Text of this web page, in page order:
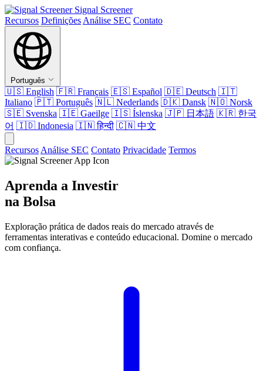
Signal Screener
Recursos Definições Análise SEC Contato
Português
🇺🇸 English 🇫🇷 Français 🇪🇸 Español 🇩🇪 Deutsch 🇮🇹
Italiano 🇵🇹 Português 🇳🇱 Nederlands 🇩🇰 Dansk 🇳🇴 Norsk
🇸🇪 Svenska 🇮🇪 Gaeilge 🇮🇸 Íslenska 🇯🇵 日本語 🇰🇷 한국
어 🇮🇩 Indonesia 🇮🇳हिन्दी 🇨🇳 中文
Recursos Análise SEC Contato Privacidade Termos
Aprenda a Investir
na Bolsa
Exploração prática de dados reais do mercado através de
ferramentas interativas e conteúdo educacional. Domine o mercado
com confiança.